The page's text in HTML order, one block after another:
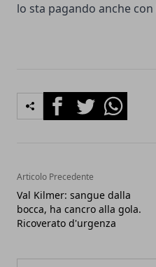
lo sta pagando anche
FacebookTwitterWhatsapp
Articolo Precedente
Val Kilmer: sangue dalla
bocca, ha cancro alla gola.
Ricoverato d'urgenza